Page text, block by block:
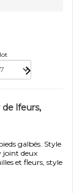
lfeurs,
galbés. Style
joint deux
et fleurs, style